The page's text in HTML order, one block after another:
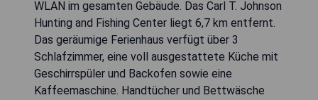
WLAN im gesamten Gebäude. Das Carl T. Johnson
Hunting and Fishing Center liegt 6,7 km entfernt.
Das geräumige Ferienhaus verfügt über 3
Schlafzimmer, eine voll ausgestattete Küche mit
Geschirrspüler und Backofen sowie eine
Kaffeemaschine. Handtücher und Bettwäsche